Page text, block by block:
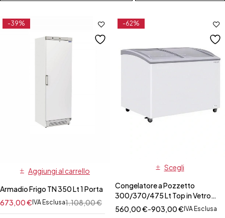
-39%
Aggiungi al carrello
Armadio Frigo TN 350 Lt 1 Porta
1.108,00€
673,00€IVA Esclusa
-62%
Scegli
Congelatore a Pozzetto
300/370/475 Lt Top in Vetro
Curvo Scorrevole
560,00€-903,00€IVA Esclusa